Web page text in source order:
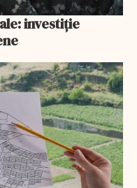
investiție